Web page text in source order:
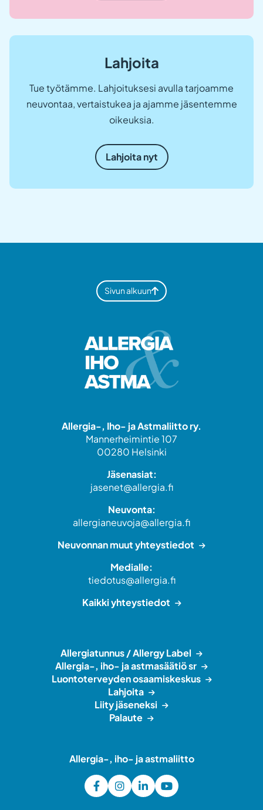
Lahjoita
Tue työtämme. Lahjoituksesi avulla tarjoamme
neuvontaa, vertaistukea ja ajamme jäsentemme
oikeuksia.
Lahjoita nyt
Sivun alkuun
Allergia-, Iho- ja Astmaliitto ry.
Mannerheimintie 107
00280 Helsinki
Jäsenasiat:
jasenet@allergia.fi
Neuvonta:
allergianeuvoja@allergia.fi
Neuvonnan muut yhteystiedot
Medialle:
tiedotus@allergia.fi
Kaikki yhteystiedot
Allergiatunnus / Allergy Label
Allergia-, iho- ja astmasäätiö sr
Luontoterveyden osaamiskeskus
Lahjoita
Liity jäseneksi
Palaute
Allergia-, iho- ja astmaliitto